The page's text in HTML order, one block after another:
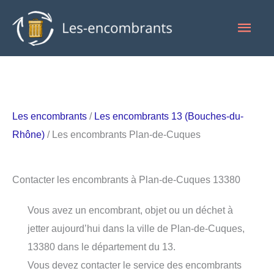
contenu
Les encombrants / Les encombrants 13 (Bouches-du-
Rhône) / Les encombrants Plan-de-Cuques
Contacter les encombrants à Plan-de-Cuques 13380
Vous avez un encombrant, objet ou un déchet à
jetter aujourd’hui dans la ville de Plan-de-Cuques,
13380 dans le département du 13.
Vous devez contacter le service des encombrants